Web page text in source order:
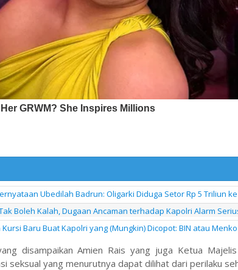
Ubedilah Badrun: Oligarki Diduga Setor Rp 5 Triliun ke
Boleh Kalah, Dugaan Ancaman terhadap Kapolri Alarm
Baru Buat Kapolri yang (Mungkin) Dicopot: BIN atau
disampaikan Amien Rais yang juga Ketua
seksual yang menurutnya dapat dilihat dari perilaku